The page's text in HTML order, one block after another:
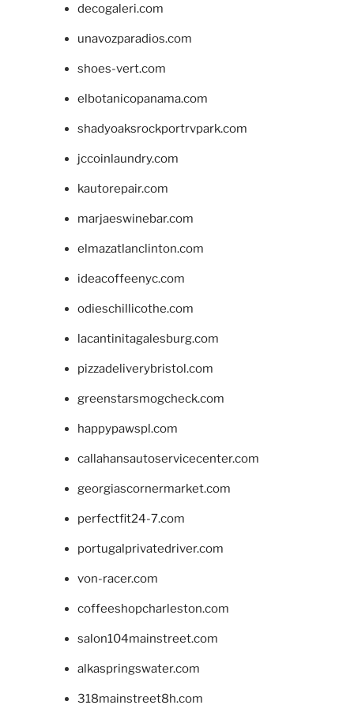
decogaleri.com
unavozparadios.com
shoes-vert.com
elbotanicopanama.com
shadyoaksrockportrvpark.com
jccoinlaundry.com
kautorepair.com
marjaeswinebar.com
elmazatlanclinton.com
ideacoffeenyc.com
odieschillicothe.com
lacantinitagalesburg.com
pizzadeliverybristol.com
greenstarsmogcheck.com
happypawspl.com
callahansautoservicecenter.com
georgiascornermarket.com
perfectfit24-7.com
portugalprivatedriver.com
von-racer.com
coffeeshopcharleston.com
salon104mainstreet.com
alkaspringswater.com
318mainstreet8h.com